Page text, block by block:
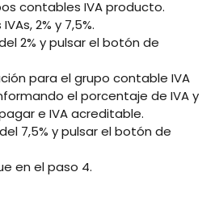
contables IVA producto.
2% y 7,5%.
2% y pulsar el botón de
para el grupo contable IVA
el porcentaje de IVA y
e IVA acreditable.
7,5% y pulsar el botón de
en el paso 4.